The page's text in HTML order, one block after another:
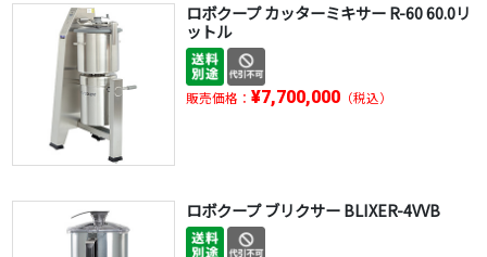
ロボクープ カッターミキサー R-60 60.0リ
ットル
販売価格： ¥7,700,000（税込）
ロボクープ ブリクサー BLIXER-4VVB